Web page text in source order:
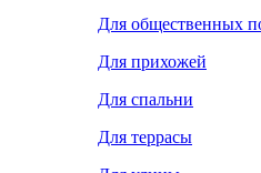
Для общественных
Для прихожей
Для спальни
Для террасы